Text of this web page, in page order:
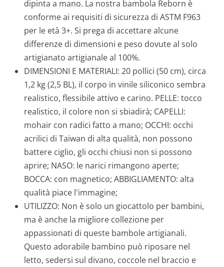
dipinta a mano. La nostra bambola Reborn è
conforme ai requisiti di sicurezza di ASTM F963
per le età 3+. Si prega di accettare alcune
differenze di dimensioni e peso dovute al solo
artigianato artigianale al 100%.
DIMENSIONI E MATERIALI: 20 pollici (50 cm), circa
1,2 kg (2,5 BL), il corpo in vinile siliconico sembra
realistico, flessibile attivo e carino. PELLE: tocco
realistico, il colore non si sbiadirà; CAPELLI:
mohair con radici fatto a mano; OCCHI: occhi
acrilici di Taiwan di alta qualità, non possono
battere ciglio, gli occhi chiusi non si possono
aprire; NASO: le narici rimangono aperte;
BOCCA: con magnetico; ABBIGLIAMENTO: alta
qualità piace l'immagine;
UTILIZZO: Non è solo un giocattolo per bambini,
ma è anche la migliore collezione per
appassionati di queste bambole artigianali.
Questo adorabile bambino può riposare nel
letto, sedersi sul divano, coccole nel braccio e